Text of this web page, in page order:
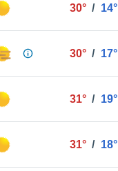
30° / 14°
30° / 17°
31° / 19°
31° / 18°